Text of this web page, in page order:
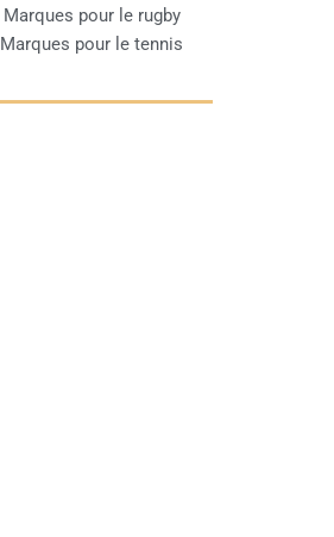
Marques pour le rugby
Marques pour le tennis